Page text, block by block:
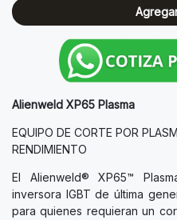
Alienweld XP65 Plasma
EQUIPO DE CORTE POR
RENDIMIENTO
El Alienweld® XP65™
inversora IGBT de última
para quienes requieran un